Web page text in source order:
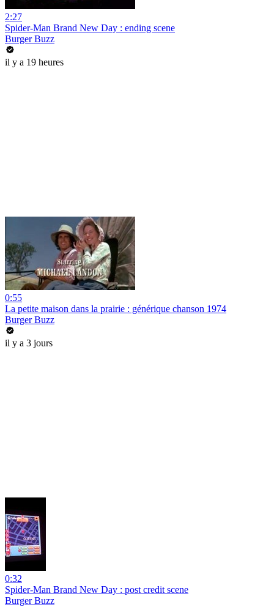
2:27
Spider-Man Brand New Day : ending scene
Burger Buzz
il y a 19 heures
0:55
La petite maison dans la prairie : générique chanson 1974
Burger Buzz
il y a 3 jours
0:32
Spider-Man Brand New Day : post credit scene
Burger Buzz